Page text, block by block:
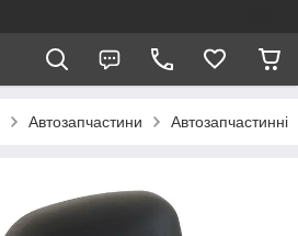
Автозапчастини Автозапчастинні